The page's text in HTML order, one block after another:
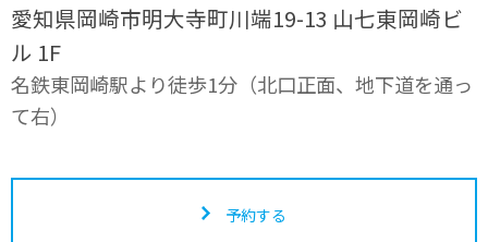
愛知県岡崎市明大寺町川端19-13 山七東岡崎ビ
ル 1F
名鉄東岡崎駅より徒歩1分（北口正面、地下道を通っ
て右）
予約する